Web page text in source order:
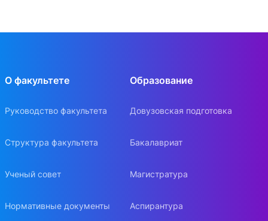
О факультете
Руководство факультета
Структура факультета
Ученый совет
Нормативные документы
Образование
Довузовская подготовка
Бакалавриат
Магистратура
Аспирантура